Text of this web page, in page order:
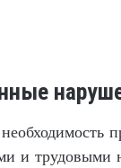
и трудовыми